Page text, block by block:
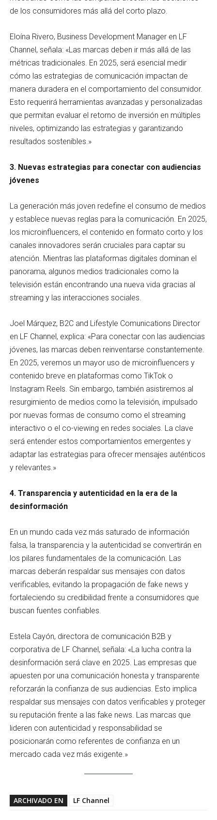
de los consumidores más allá del corto plazo.
Eloína Rivero, Business Development Manager en LF
Channel, señala: «Las marcas deben ir más allá de las
métricas tradicionales. En 2025, será esencial medir
cómo las estrategias de comunicación impactan de
manera duradera en el comportamiento del consumidor.
Esto requerirá herramientas avanzadas y personalizadas
que permitan evaluar el retorno de inversión en múltiples
niveles, optimizando las estrategias y garantizando
resultados sostenibles.»
3. Nuevas estrategias para conectar con audiencias
jóvenes
La generación más joven redefine el consumo de medios
y establece nuevas reglas para la comunicación. En 2025,
los microinfluencers, el contenido en formato corto y los
canales innovadores serán cruciales para captar su
atención. Mientras las plataformas digitales dominan el
panorama, algunos medios tradicionales como la
televisión están encontrando una nueva vida gracias al
streaming y las interacciones sociales.
Joel Márquez, B2C and Lifestyle Comunications Director
en LF Channel, explica: «Para conectar con las audiencias
jóvenes, las marcas deben reinventarse constantemente.
En 2025, veremos un mayor uso de microinfluencers y
contenido breve en plataformas como TikTok o
Instagram Reels. Sin embargo, también asistiremos al
resurgimiento de medios como la televisión, impulsado
por nuevas formas de consumo como el streaming
interactivo o el co-viewing en redes sociales. La clave
será entender estos comportamientos emergentes y
adaptar las estrategias para ofrecer mensajes auténticos
y relevantes.»
4. Transparencia y autenticidad en la era de la
desinformación
En un mundo cada vez más saturado de información
falsa, la transparencia y la autenticidad se convertirán en
los pilares fundamentales de la comunicación. Las
marcas deberán respaldar sus mensajes con datos
verificables, evitando la propagación de fake news y
fortaleciendo su credibilidad frente a consumidores que
buscan fuentes confiables.
Estela Cayón, directora de comunicación B2B y
corporativa de LF Channel, señala: «La lucha contra la
desinformación será clave en 2025. Las empresas que
apuesten por una comunicación honesta y transparente
reforzarán la confianza de sus audiencias. Esto implica
respaldar sus mensajes con datos verificables y proteger
su reputación frente a las fake news. Las marcas que
lideren con autenticidad y responsabilidad se
posicionarán como referentes de confianza en un
mercado cada vez más exigente.»
ARCHIVADO EN LF Channel